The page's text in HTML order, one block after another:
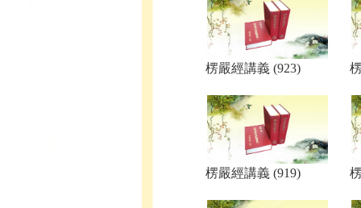
楞嚴經講義 (923)
楞嚴經講義 (919)